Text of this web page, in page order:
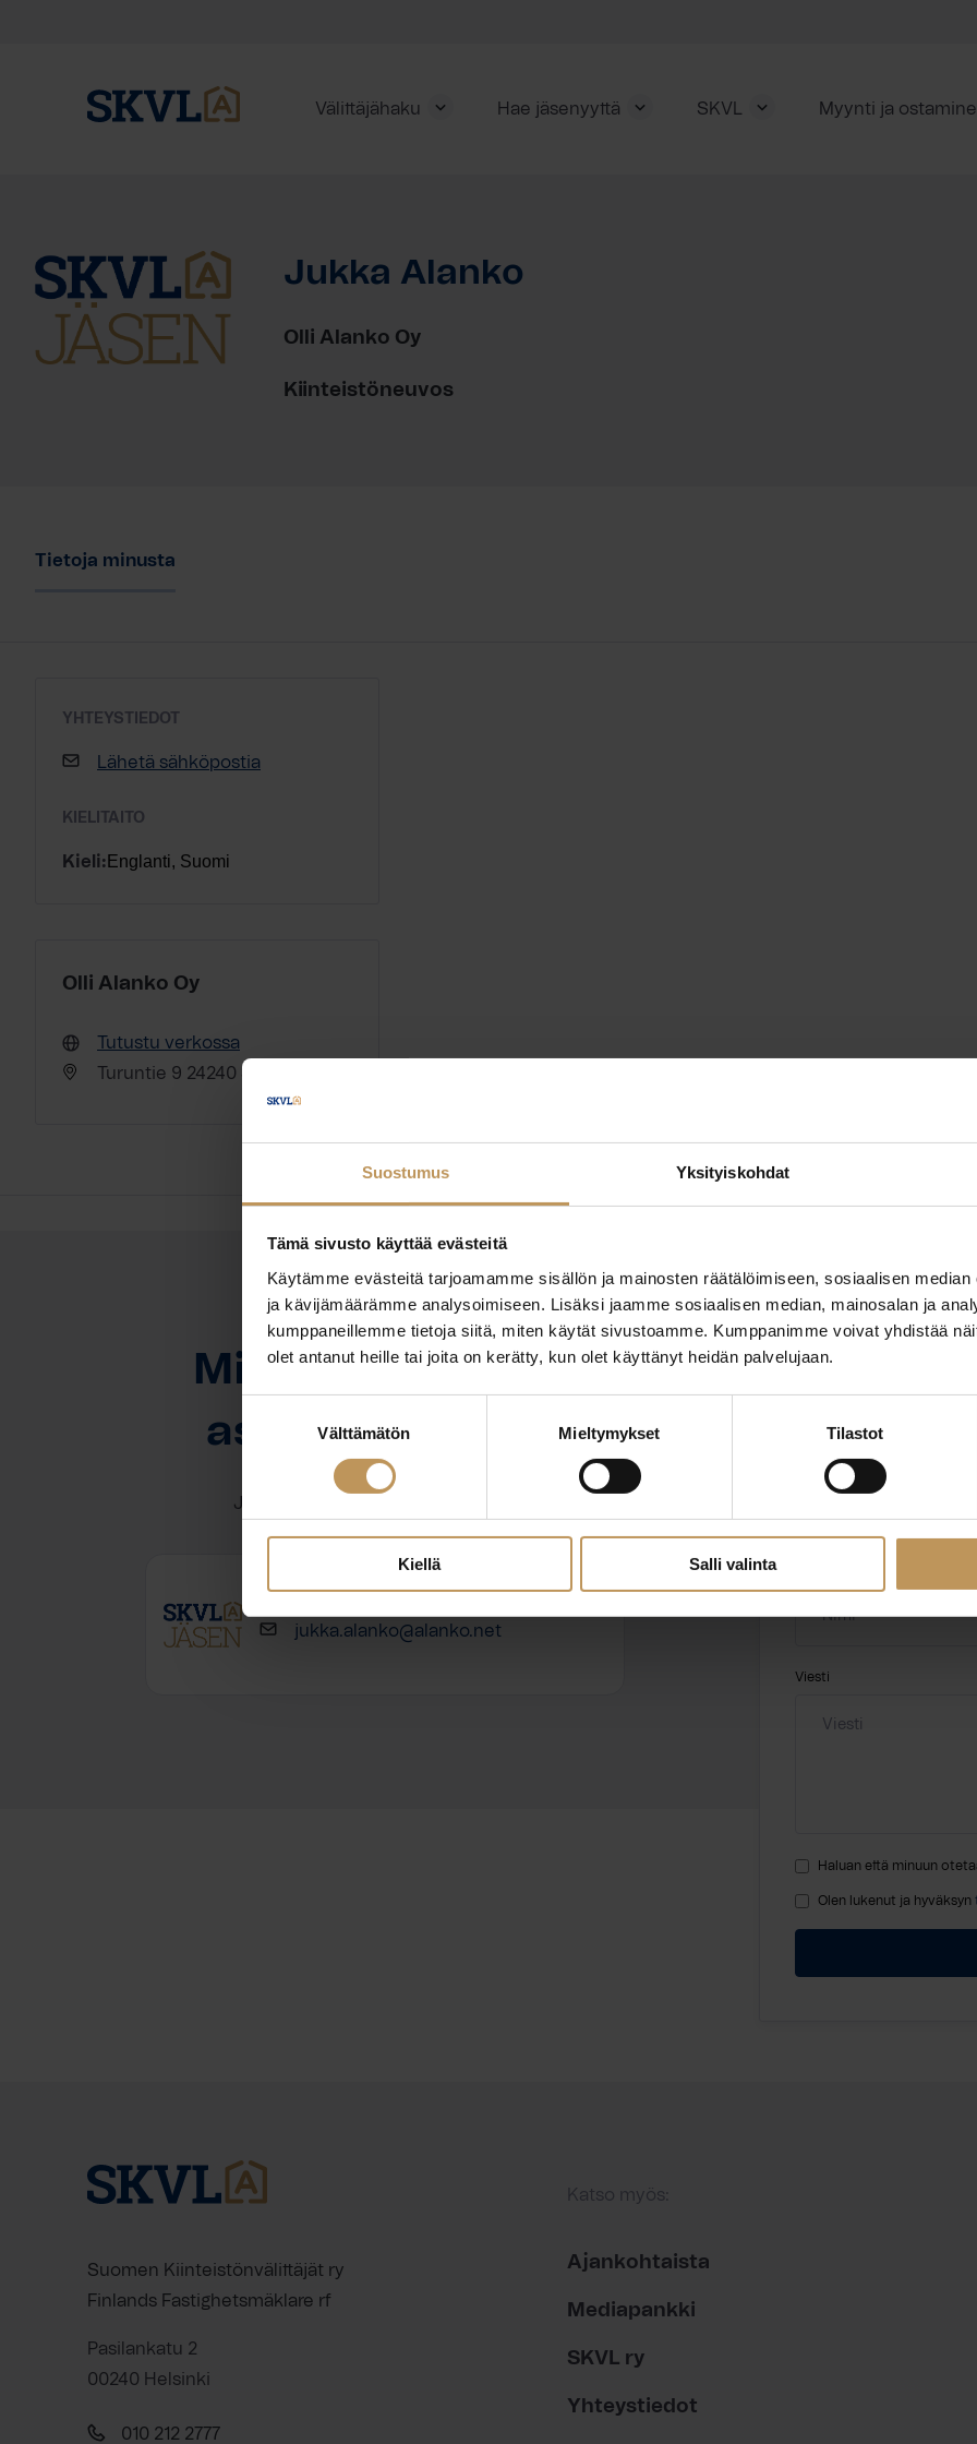
Suostumus Yksityiskohdat
Tämä sivusto käyttää evästeitä
Käytämme evästeitä tarjoamamme sisällön ja mainosten räätälöimiseen, sosiaalisen
ja kävijämäärämme analysoimiseen. Lisäksi jaamme sosiaalisen median, mainosalan ja
kumppaneillemme tietoja siitä, miten käytät sivustoamme. Kumppanimme voivat yhdistää
olet antanut heille tai joita on kerätty, kun olet käyttänyt heidän palvelujaan.
valinta
Välttämätön Mieltymykset Tilastot
Kiellä Salli valinta
Välittäjähaku Hae jäsenyyttä SKVL Myynti ja
Jukka Alanko
Olli Alanko Oy
Kiinteistöneuvos
Tietoja minusta
YHTEYSTIEDOT
Lähetä sähköpostia
KIELITAITO
Kieli: Englanti, Suomi
Olli Alanko Oy
Tutustu verkossa
Turuntie 9 24240 Salo
OTA YHTEYTTÄ
Miten voin auttaa
asuntoasioissa?
Jätä yhteystietosi, niin otan yhteyttä
Jukka Alanko
jukka.alanko@alanko.net
"
Viesti
Haluan että minuun
Olen lukenut ja hyväksyn
Suomen Kiinteistönvälittäjät ry
Finlands Fastighetsmäklare rf
Pasilankatu 2
00240 Helsinki
010 212 2777
Katso myös:
Ajankohtaista
Mediapankki
SKVL ry
Yhteystiedot